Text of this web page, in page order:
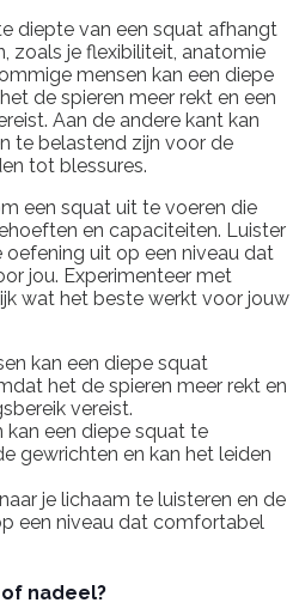
diepte van een squat afhangt
zoals je flexibiliteit, anatomie
mensen kan een diepe
de spieren meer rekt en een
Aan de andere kant kan
te belastend zijn voor de
tot blessures.
een squat uit te voeren die
en capaciteiten. Luister
oefening uit op een niveau dat
jou. Experimenteer met
wat het beste werkt voor jouw
kan een diepe squat
het de spieren meer rekt en
vereist.
kan een diepe squat te
gewrichten en kan het leiden
je lichaam te luisteren en de
een niveau dat comfortabel
nadeel?